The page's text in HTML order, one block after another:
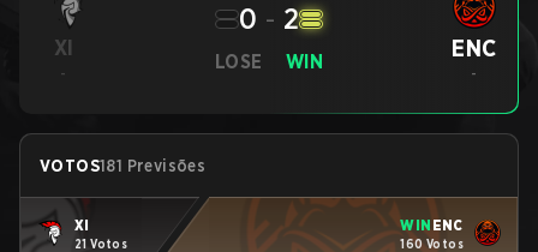
XI
-
LOSE
0 - 2
WIN ENC
-
VOTOS181 Previsões
XI
21 Votos
WIN ENC
160 Votos